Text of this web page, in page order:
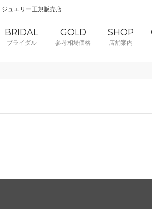
ュエリー正規販売店
BRIDAL
ブライダル
GOLD
参考相場価格
SHOP
店舗案内